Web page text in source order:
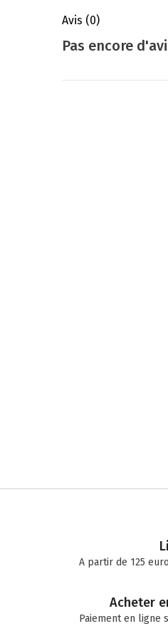
Avis (0)
Pas encore
A partir de 125
Acheter
Paiement en ligne